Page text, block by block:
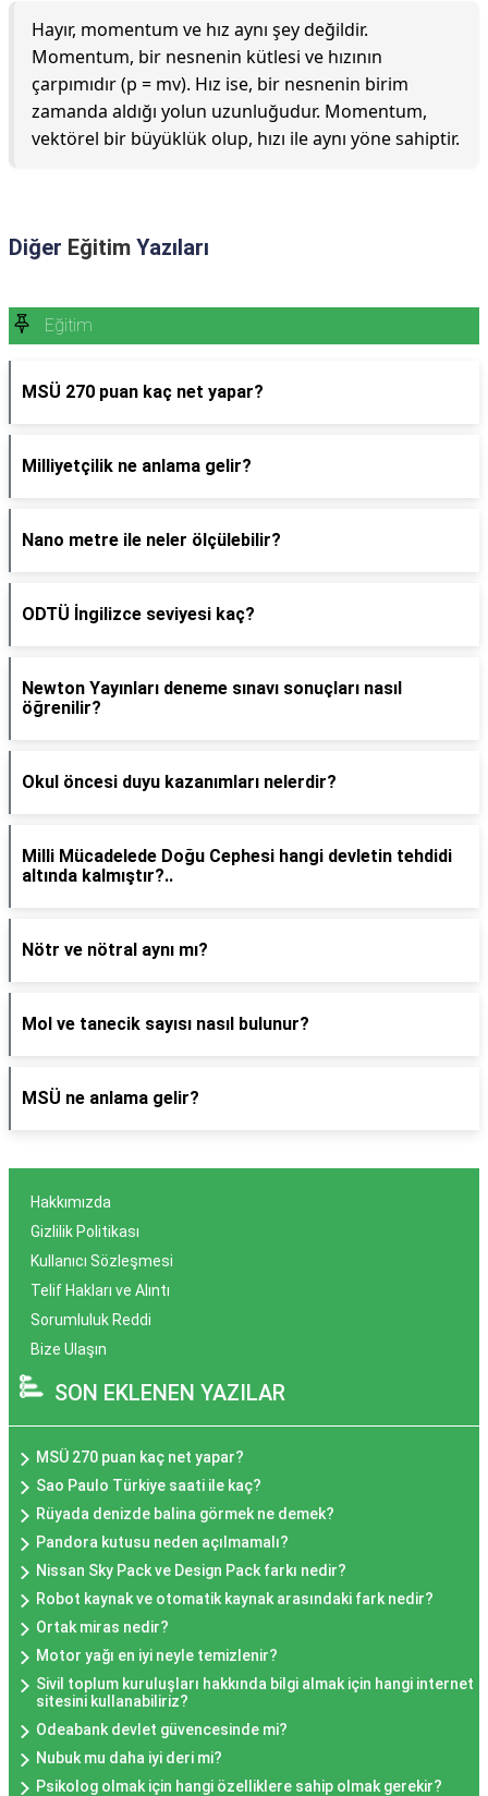
Hayır, momentum ve hız aynı şey değildir.
Momentum, bir nesnenin kütlesi ve hızının
çarpımıdır (p = mv). Hız ise, bir nesnenin birim
zamanda aldığı yolun uzunluğudur. Momentum,
vektörel bir büyüklük olup, hızı ile aynı yöne sahiptir.
Diğer Eğitim Yazıları
Eğitim
MSÜ 270 puan kaç net yapar?
Milliyetçilik ne anlama gelir?
Nano metre ile neler ölçülebilir?
ODTÜ İngilizce seviyesi kaç?
Newton Yayınları deneme sınavı sonuçları nasıl
öğrenilir?
Okul öncesi duyu kazanımları nelerdir?
Milli Mücadelede Doğu Cephesi hangi devletin tehdidi
altında kalmıştır?..
Nötr ve nötral aynı mı?
Mol ve tanecik sayısı nasıl bulunur?
MSÜ ne anlama gelir?
Hakkımızda
Gizlilik Politikası
Kullanıcı Sözleşmesi
Telif Hakları ve Alıntı
Sorumluluk Reddi
Bize Ulaşın
SON EKLENEN YAZILAR
MSÜ 270 puan kaç net yapar?
Sao Paulo Türkiye saati ile kaç?
Rüyada denizde balina görmek ne demek?
Pandora kutusu neden açılmamalı?
Nissan Sky Pack ve Design Pack farkı nedir?
Robot kaynak ve otomatik kaynak arasındaki fark nedir?
Ortak miras nedir?
Motor yağı en iyi neyle temizlenir?
Sivil toplum kuruluşları hakkında bilgi almak için hangi internet
sitesini kullanabiliriz?
Odeabank devlet güvencesinde mi?
Nubuk mu daha iyi deri mi?
Psikolog olmak için hangi özelliklere sahip olmak gerekir?